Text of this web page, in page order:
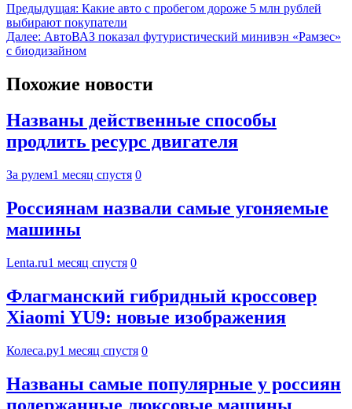
Предыдущая: Какие авто с пробегом дороже 5 млн рублей
выбирают покупатели
Далее: АвтоВАЗ показал футуристический минивэн «Рамзес»
с биодизайном
Похожие новости
Названы действенные способы
продлить ресурс двигателя
За рулем1 месяц спустя 0
Россиянам назвали самые угоняемые
машины
Lenta.ru1 месяц спустя 0
Флагманский гибридный кроссовер
Xiaomi YU9: новые изображения
Колеса.ру1 месяц спустя 0
Названы самые популярные у россиян